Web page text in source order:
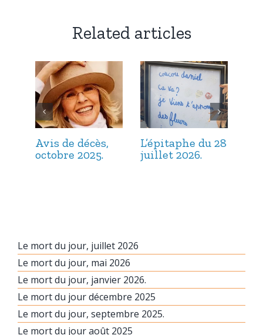
Related articles
Avis de décès,
octobre 2025.
L’épitaphe du 28
juillet 2026.
Le mort du jour, juillet 2026
Le mort du jour, mai 2026
Le mort du jour, janvier 2026.
Le mort du jour décembre 2025
Le mort du jour, septembre 2025.
Le mort du jour août 2025